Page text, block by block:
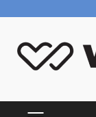
content